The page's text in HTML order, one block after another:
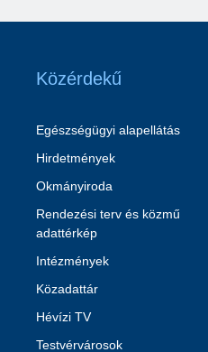
Közérdekű
Egészségügyi alapellátás
Hirdetmények
Okmányiroda
Rendezési terv és közmű
adattérkép
Intézmények
Közadattár
Hévízi TV
Testvérvárosok